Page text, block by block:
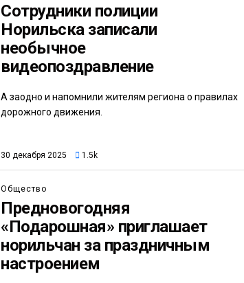
Сотрудники полиции
Норильска записали
необычное
видеопоздравление
А заодно и напомнили жителям региона о правилах
дорожного движения.
30 декабря 2025 1.5k
Общество
Предновогодняя
«Подарошная» приглашает
норильчан за праздничным
настроением